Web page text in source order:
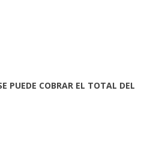
PUEDE COBRAR EL TOTAL DEL